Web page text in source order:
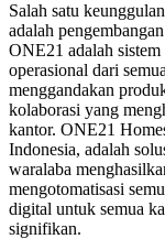
Salah satu
adalah
ONE21 adalah
operasional dari
menggandakan
kolaborasi yang
kantor. ONE21
Indonesia, adalah
waralaba
mengotomatisasi
digital untuk semua
signifikan.